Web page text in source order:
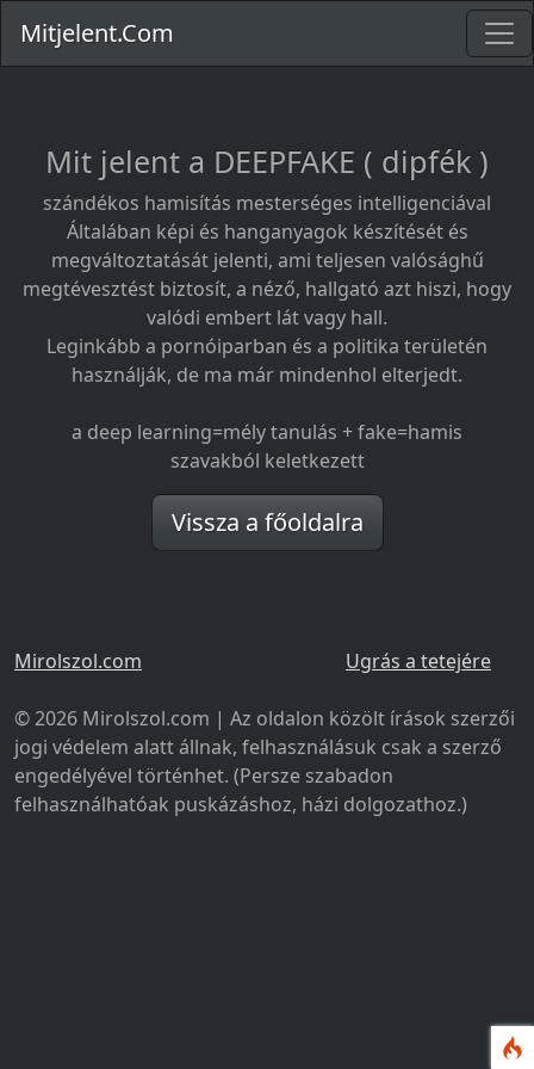
Mitjelent.Com
Mit jelent a DEEPFAKE ( dipfék )
szándékos hamisítás mesterséges intelligenciával
Általában képi és hanganyagok készítését és
megváltoztatását jelenti, ami teljesen valósághű
megtévesztést biztosít, a néző, hallgató azt hiszi, hogy
valódi embert lát vagy hall.
Leginkább a pornóiparban és a politika területén
használják, de ma már mindenhol elterjedt.
a deep learning=mély tanulás + fake=hamis
szavakból keletkezett
Vissza a főoldalra
Ugrás a tetejére
Mirolszol.com
© 2026 Mirolszol.com | Az oldalon közölt írások szerzői
jogi védelem alatt állnak, felhasználásuk csak a szerző
engedélyével történhet. (Persze szabadon
felhasználhatóak puskázáshoz, házi dolgozathoz.)